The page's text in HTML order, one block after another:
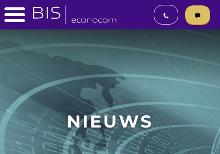
NIEUWS